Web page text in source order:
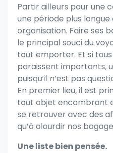
Partir ailleurs pour une
une période plus
organisation. Faire ses
le principal souci du
tout emporter. Et si
paraissent importants,
puisqu’il n’est pas
En premier lieu, il est
tout objet encombrant
se retrouver avec des
qu’à alourdir nos
Une liste bien pensée.